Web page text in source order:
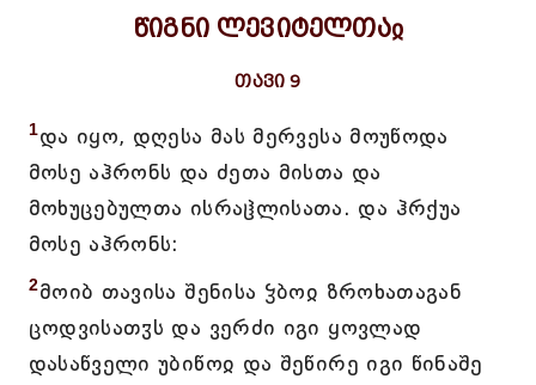
წიგნი ლევიტელთაჲ
თავი 9
1და იყო, დღესა მას მერვესა მოუწოდა
მოსე აჰრონს და ძეთა მისთა და
მოხუცებულთა ისრაჱლისათა. და ჰრქუა
მოსე აჰრონს:
2მოიბ თავისა შენისა ჴბოჲ ზროხათაგან
ცოდვისათჳს და ვერძი იგი ყოვლად
დასაწველი უბიწოჲ და შეწირე იგი წინაშე